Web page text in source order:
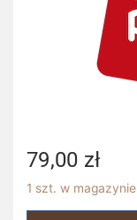
79,00 zł
1 szt. w magazynie